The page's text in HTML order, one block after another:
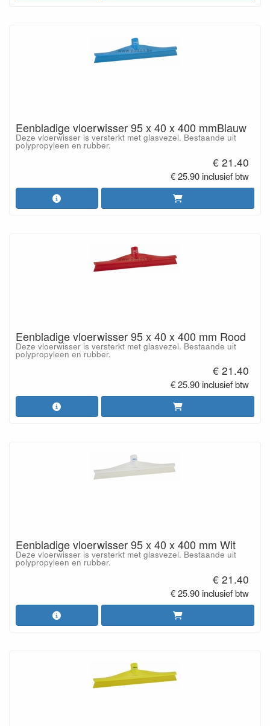
Eenbladige vloerwisser 95 x 40 x 400 mmBlauw
Deze vloerwisser is versterkt met glasvezel. Bestaande uit
polypropyleen en rubber.
€ 21.40
€ 25.90 inclusief btw
Eenbladige vloerwisser 95 x 40 x 400 mm Rood
Deze vloerwisser is versterkt met glasvezel. Bestaande uit
polypropyleen en rubber.
€ 21.40
€ 25.90 inclusief btw
Eenbladige vloerwisser 95 x 40 x 400 mm Wit
Deze vloerwisser is versterkt met glasvezel. Bestaande uit
polypropyleen en rubber.
€ 21.40
€ 25.90 inclusief btw